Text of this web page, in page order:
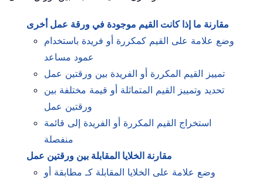
مقارنة ما إذا كانت القيم موجودة في ورقة عمل أخرى
وضع علامة على القيم كمكررة أو فريدة باستخدام
عمود مساعد
تمييز القيم المكررة أو الفريدة بين ورقتين عمل
تحديد وتمييز القيم المتماثلة أو قيمة مختلفة بين
ورقتين عمل
استخراج القيم المكررة أو الفريدة إلى قائمة
منفصلة
مقارنة الخلايا المقابلة بين ورقتين عمل
وضع علامة على الخلايا المقابلة كـ مطابقة أو